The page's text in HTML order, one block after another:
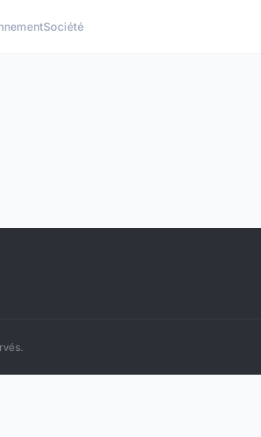
Société